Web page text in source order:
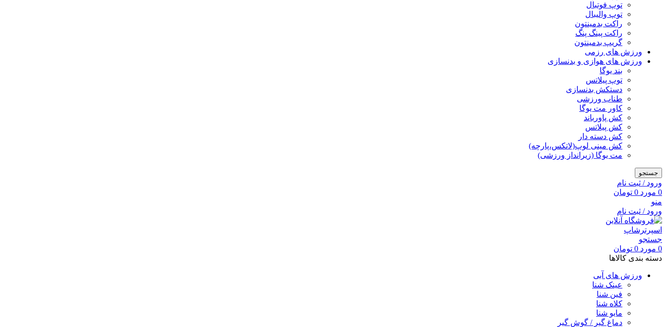
توپ فوتبال
توپ والیبال
راکت بدمینتون
راکت پینگ پنگ
گریپ بدمینتون
ورزش های رزمی
ورزش های هوازی و بدنسازی
بند یوگا
توپ پیلاتس
دستکش بدنسازی
طناب ورزشی
کاور مت یوگا
کش پاورباند
کش پیلاتس
کش دسته دار
کش مینی لوپ(لاتکس،پارچه)
مت یوگا (زیرانداز ورزشی)
جستجو
ورود / ثبت نام
0 مورد 0 تومان
منو
ورود / ثبت نام
جستجو
0 مورد 0 تومان
دسته بندی کالاها
ورزش های آبی
عینک شنا
فین شنا
کلاه شنا
مایو شنا
دماغ گیر / گوش گیر